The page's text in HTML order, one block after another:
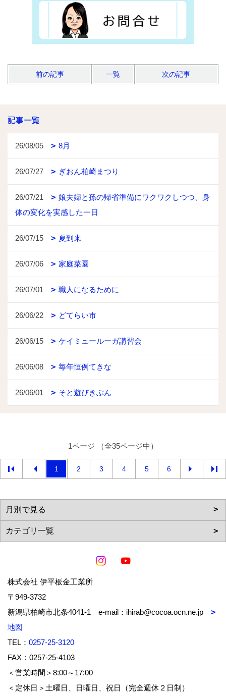
前の記事 一覧 次の記事
記事一覧
26/08/05 8月
26/07/27 ぎおん柏崎まつり
26/07/21
娘夫婦と孫の帰省準備にワクワクしつつ、身
体の変化を実感した一日
26/07/15 夏到来
26/07/06 家庭菜園
26/07/01 職人になるために
26/06/22 どてらい市
26/06/15 ケイミュールーガ講習会
26/06/08 毎年恒例てきな
26/06/01 そと遊びきぶん
1ページ （全35ページ中）
1 2 3 4 5 6
株式会社 伊平板金工業所
〒949-3732
新潟県柏崎市北条4041-1 e-mail：ihirab@cocoa.ocn.ne.jp
地図
TEL： 0257-25-3120
FAX：0257-25-4103
＜営業時間＞8:00～17:00
＜定休日＞土曜日、日曜日、祝日（完全週休２日制）